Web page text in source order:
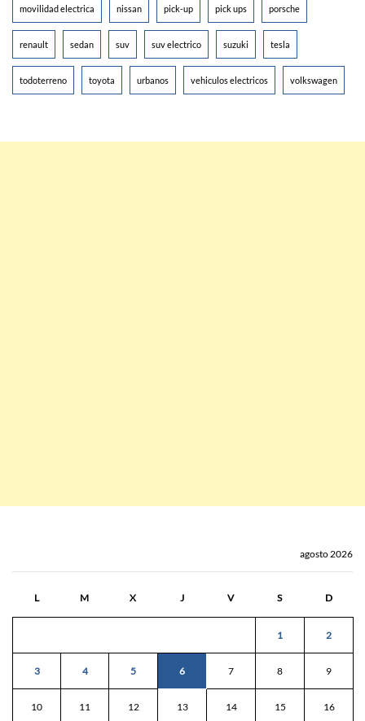
movilidad electrica nissan pick-up pick ups porsche
renault sedan suv suv electrico suzuki tesla
todoterreno toyota urbanos vehiculos electricos volkswagen
agosto 2026
L M X J V S D
1 2
3 4 5 6 7 8 9
10 11 12 13 14 15 16